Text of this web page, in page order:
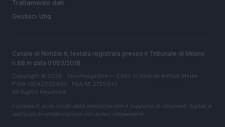
Trattamento dati
Gestisci Utiq
Canale di Notizie.it, testata registrata presso il Tribunale di Milano
n.68 in data 01/03/2018
Copyright © 2026 · Sportmagazine — Edito in Italia da AdHub Media
P.IVA 13542920965 · REA MI 2729933
All Rights Reserved
I contenuti sono curati dalla redazione con il supporto di strumenti digitali e
realizzati in collaborazione con autori indipendenti.